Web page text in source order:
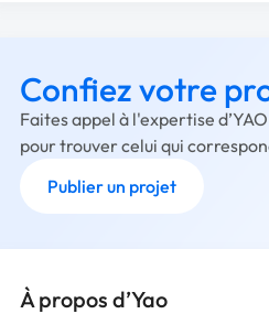
Confiez votre
Faites appel à l'expertise
pour trouver celui qui
Publier un projet
À propos d’Yao